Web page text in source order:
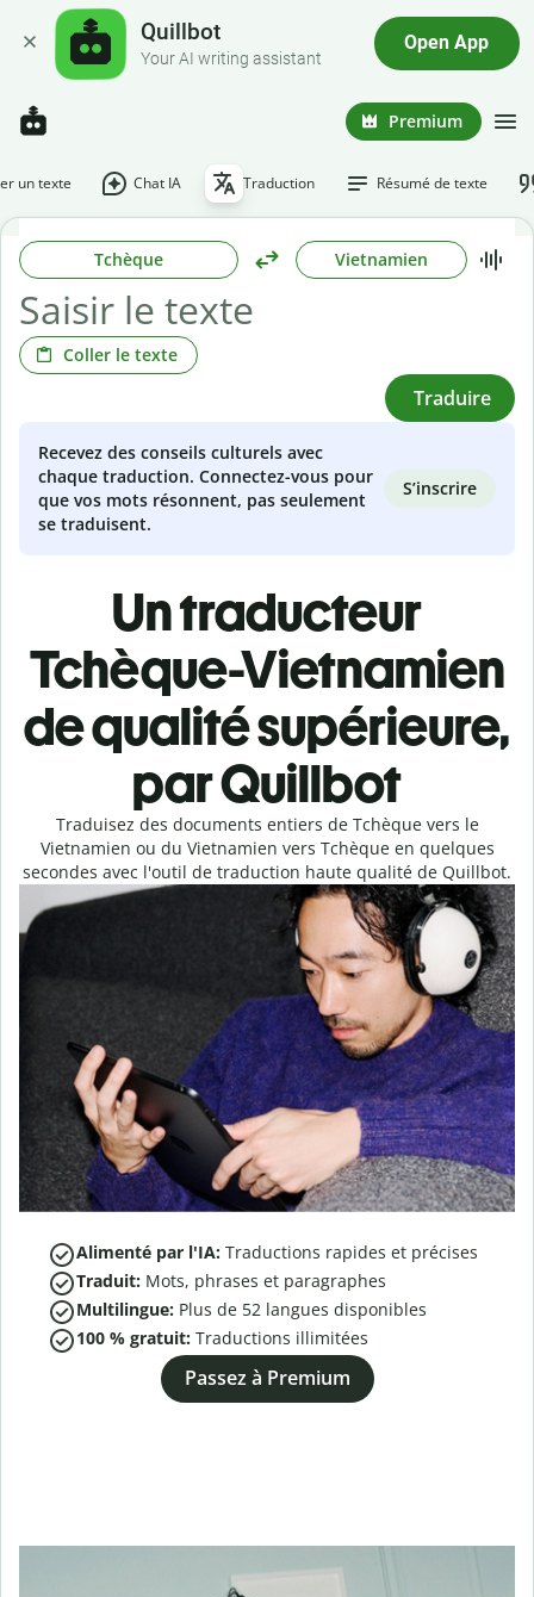
Quillbot
Your AI writing assistant
Open App
Premium
un texte Chat IA Traduction Résumé de texte
Tchèque Vietnamien
Coller le texte
Traduire
Recevez des conseils culturels avec
chaque traduction. Connectez-vous pour
que vos mots résonnent, pas seulement
se traduisent.
S’inscrire
Un traducteur
Tchèque-Vietnamien
de qualité supérieure,
par Quillbot
Traduisez des documents entiers de Tchèque vers le
Vietnamien ou du Vietnamien vers Tchèque en quelques
secondes avec l'outil de traduction haute qualité de Quillbot.
Alimenté par l'IA: Traductions rapides et précises
Traduit: Mots, phrases et paragraphes
Multilingue: Plus de 52 langues disponibles
100 % gratuit: Traductions illimitées
Passez à Premium